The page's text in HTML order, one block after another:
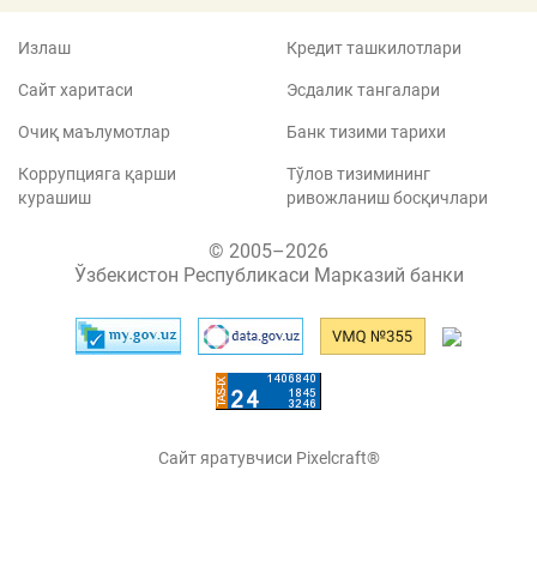
Излаш
Сайт харитаси
Очиқ маълумотлар
Коррупцияга қарши
курашиш
Кредит ташкилотлари
Эсдалик тангалари
Банк тизими тарихи
Тўлов тизимининг
ривожланиш босқичлари
© 2005–2026
Ўзбекистон Республикаси Марказий банки
Сайт яратувчиси Pixelcraft®